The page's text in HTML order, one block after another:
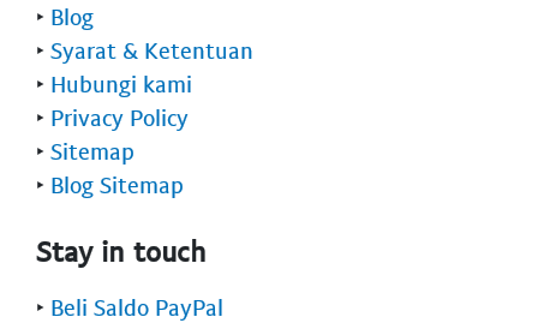
‣ Blog
‣ Syarat & Ketentuan
‣ Hubungi kami
‣ Privacy Policy
‣ Sitemap
‣ Blog Sitemap
Stay in touch
‣ Beli Saldo PayPal